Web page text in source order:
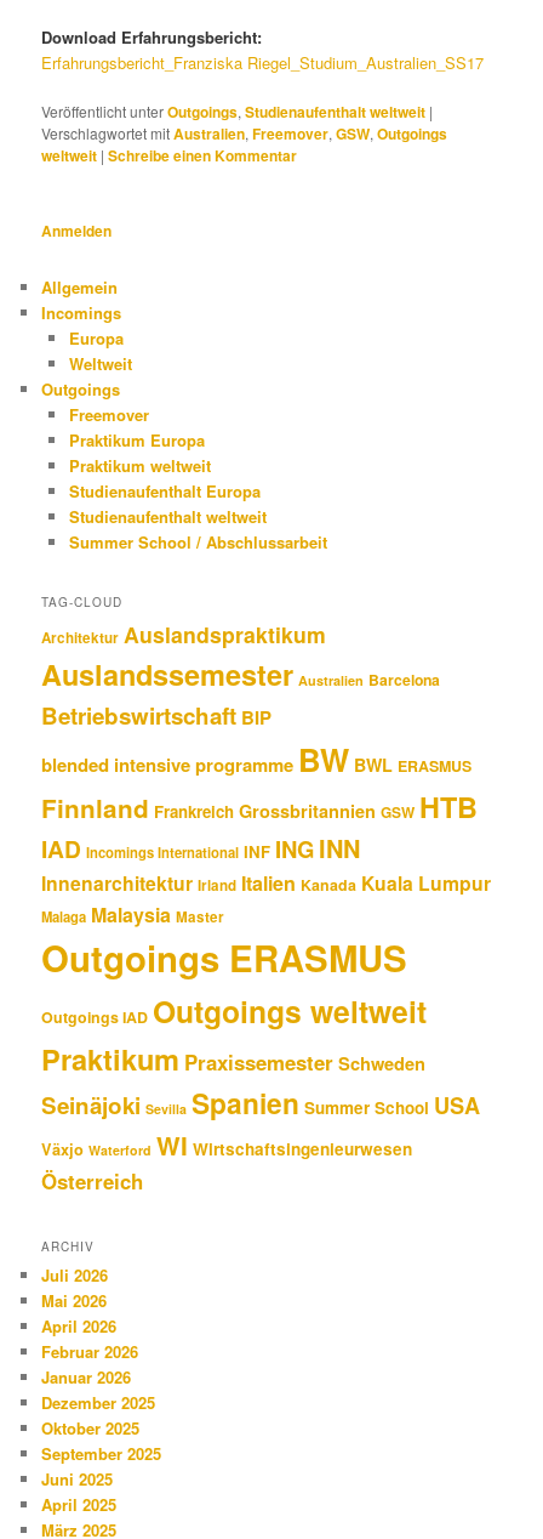
Download Erfahrungsbericht:
Erfahrungsbericht_Franziska Riegel_Studium_Australien_SS17
Veröffentlicht unterOutgoings,Studienaufenthalt weltweit |
Verschlagwortet mitAustralien,Freemover,GSW,Outgoings
weltweit |Schreibe einen Kommentar
Anmelden
Allgemein
Incomings
Europa
Weltweit
Outgoings
Freemover
Praktikum Europa
Praktikum weltweit
Studienaufenthalt Europa
Studienaufenthalt weltweit
Summer School / Abschlussarbeit
TAG-CLOUD
Architektur Auslandspraktikum
Auslandssemester Australien Barcelona
Betriebswirtschaft BIP
blended intensive programme BW BWL ERASMUS
Finnland Frankreich Grossbritannien GSW HTB
IAD Incomings International INF INGINN
Innenarchitektur Irland Italien Kanada Kuala Lumpur
Malaga Malaysia Master
Outgoings ERASMUS
Outgoings IAD Outgoings weltweit
Praktikum PraxissemesterSchweden
Seinäjoki Sevilla Spanien Summer School USA
Växjo Waterford WI Wirtschaftsingenieurwesen
Österreich
ARCHIV
Juli 2026
Mai 2026
April 2026
Februar 2026
Januar 2026
Dezember 2025
Oktober 2025
September 2025
Juni 2025
April 2025
März 2025